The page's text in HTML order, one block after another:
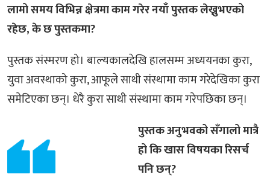
लामो समय विभिन्न क्षेत्रमा काम गरेर नयाँ पुस्तक लेख्नुभएको
रहेछ, के छ पुस्तकमा?
पुस्तक संस्मरण हो। बाल्यकालदेखि हालसम्म अध्ययनका कुरा,
युवा अवस्थाको कुरा, आफूले साथी संस्थामा काम गरेदेखिका कुरा
समेटिएका छन्। धेरै कुरा साथी संस्थामा काम गरेपछिका छन्।
पुस्तक अनुभवको सँगालो मात्रै
हो कि खास विषयका रिसर्च
पनि छन्?